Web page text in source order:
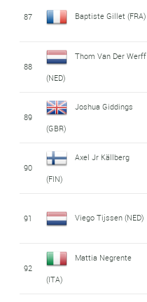
87 Baptiste Gillet (FRA)
88
Thom Van Der Werff
(NED)
89
Joshua Giddings
(GBR)
90
Axel Jr Källberg
(FIN)
91 Viego Tijssen (NED)
92
Mattia Negrente
(ITA)